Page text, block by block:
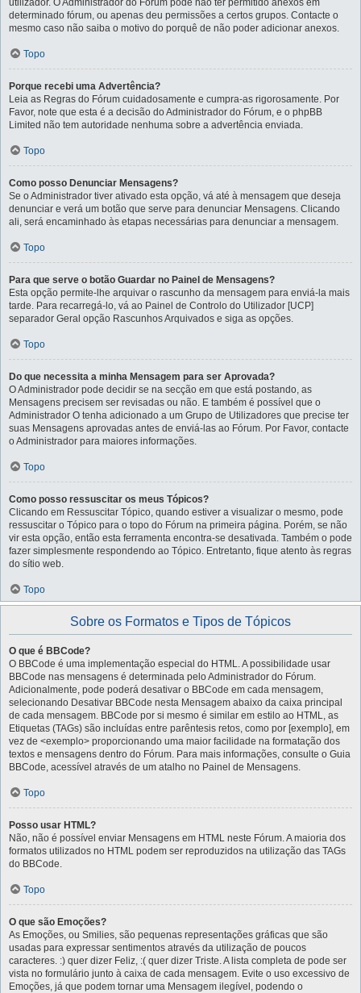
utilizador. O Administrador do Fórum pode não ter permitido anexos em
determinado fórum, ou apenas deu permissões a certos grupos. Contacte o
mesmo caso não saiba o motivo do porquê de não poder adicionar anexos.
Topo
Porque recebi uma Advertência?
Leia as Regras do Fórum cuidadosamente e cumpra-as rigorosamente. Por
Favor, note que esta é a decisão do Administrador do Fórum, e o phpBB
Limited não tem autoridade nenhuma sobre a advertência enviada.
Topo
Como posso Denunciar Mensagens?
Se o Administrador tiver ativado esta opção, vá até à mensagem que deseja
denunciar e verá um botão que serve para denunciar Mensagens. Clicando
ali, será encaminhado às etapas necessárias para denunciar a mensagem.
Topo
Para que serve o botão Guardar no Painel de Mensagens?
Esta opção permite-lhe arquivar o rascunho da mensagem para enviá-la mais
tarde. Para recarregá-lo, vá ao Painel de Controlo do Utilizador [UCP]
separador Geral opção Rascunhos Arquivados e siga as opções.
Topo
Do que necessita a minha Mensagem para ser Aprovada?
O Administrador pode decidir se na secção em que está postando, as
Mensagens precisem ser revisadas ou não. E também é possível que o
Administrador O tenha adicionado a um Grupo de Utilizadores que precise ter
suas Mensagens aprovadas antes de enviá-las ao Fórum. Por Favor, contacte
o Administrador para maiores informações.
Topo
Como posso ressuscitar os meus Tópicos?
Clicando em Ressuscitar Tópico, quando estiver a visualizar o mesmo, pode
ressuscitar o Tópico para o topo do Fórum na primeira página. Porém, se não
vir esta opção, então esta ferramenta encontra-se desativada. Também o pode
fazer simplesmente respondendo ao Tópico. Entretanto, fique atento às regras
do sítio web.
Topo
Sobre os Formatos e Tipos de Tópicos
O que é BBCode?
O BBCode é uma implementação especial do HTML. A possibilidade usar
BBCode nas mensagens é determinada pelo Administrador do Fórum.
Adicionalmente, pode poderá desativar o BBCode em cada mensagem,
selecionando Desativar BBCode nesta Mensagem abaixo da caixa principal
de cada mensagem. BBCode por si mesmo é similar em estilo ao HTML, as
Etiquetas (TAGs) são incluídas entre parêntesis retos, como por [exemplo], em
vez de <exemplo> proporcionando uma maior facilidade na formatação dos
textos e mensagens dentro do Fórum. Para mais informações, consulte o Guia
BBCode, acessível através de um atalho no Painel de Mensagens.
Topo
Posso usar HTML?
Não, não é possível enviar Mensagens em HTML neste Fórum. A maioria dos
formatos utilizados no HTML podem ser reproduzidos na utilização das TAGs
do BBCode.
Topo
O que são Emoções?
As Emoções, ou Smilies, são pequenas representações gráficas que são
usadas para expressar sentimentos através da utilização de poucos
caracteres. :) quer dizer Feliz, :( quer dizer Triste. A lista completa de pode ser
vista no formulário junto à caixa de cada mensagem. Evite o uso excessivo de
Emoções, já que podem tornar uma Mensagem ilegível, podendo o